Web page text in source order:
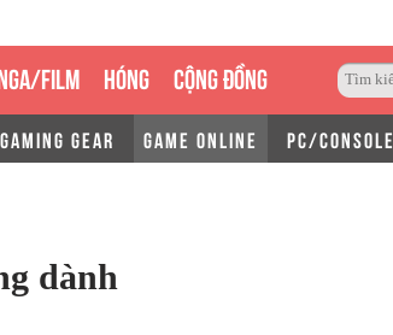
FILM HÓNG CỘNG ĐỒNG
GAMING GEAR GAME ONLINE PC/CONSOLE
dành